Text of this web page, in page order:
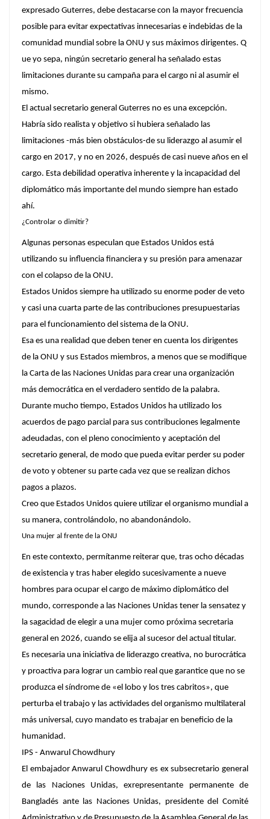
expresado Guterres, debe destacarse con la mayor frecuencia
posible para evitar expectativas innecesarias e indebidas de la
comunidad mundial sobre la ONU y sus máximos dirigentes. Q
ue yo sepa, ningún secretario general ha señalado estas
limitaciones durante su campaña para el cargo ni al asumir el
mismo.
El actual secretario general Guterres no es una excepción.
Habría sido realista y objetivo si hubiera señalado las
limitaciones -más bien obstáculos-de su liderazgo al asumir el
cargo en 2017, y no en 2026, después de casi nueve años en el
cargo. Esta debilidad operativa inherente y la incapacidad del
diplomático más importante del mundo siempre han estado
ahí.
¿Controlar o dimitir?
Algunas personas especulan que Estados Unidos está
utilizando su influencia financiera y su presión para amenazar
con el colapso de la ONU.
Estados Unidos siempre ha utilizado su enorme poder de veto
y casi una cuarta parte de las contribuciones presupuestarias
para el funcionamiento del sistema de la ONU.
Esa es una realidad que deben tener en cuenta los dirigentes
de la ONU y sus Estados miembros, a menos que se modifique
la Carta de las Naciones Unidas para crear una organización
más democrática en el verdadero sentido de la palabra.
Durante mucho tiempo, Estados Unidos ha utilizado los
acuerdos de pago parcial para sus contribuciones legalmente
adeudadas, con el pleno conocimiento y aceptación del
secretario general, de modo que pueda evitar perder su poder
de voto y obtener su parte cada vez que se realizan dichos
pagos a plazos.
Creo que Estados Unidos quiere utilizar el organismo mundial a
su manera, controlándolo, no abandonándolo.
Una mujer al frente de la ONU
En este contexto, permítanme reiterar que, tras ocho décadas
de existencia y tras haber elegido sucesivamente a nueve
hombres para ocupar el cargo de máximo diplomático del
mundo, corresponde a las Naciones Unidas tener la sensatez y
la sagacidad de elegir a una mujer como próxima secretaria
general en 2026, cuando se elija al sucesor del actual titular.
Es necesaria una iniciativa de liderazgo creativa, no burocrática
y proactiva para lograr un cambio real que garantice que no se
produzca el síndrome de «el lobo y los tres cabritos», que
perturba el trabajo y las actividades del organismo multilateral
más universal, cuyo mandato es trabajar en beneficio de la
humanidad.
IPS - Anwarul Chowdhury
El embajador Anwarul Chowdhury es ex subsecretario general
de las Naciones Unidas, exrepresentante permanente de
Bangladés ante las Naciones Unidas, presidente del Comité